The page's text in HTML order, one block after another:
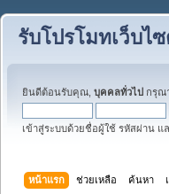
รับโปรโมทเว็บไ
ยินดีต้อนรับคุณ, บุคคลทั่วไป กรุณ
เข้าสู่ระบบด้วยชื่อผู้ใช้ รหัสผ่าน แ
หน้าแรก ช่วยเหลือ ค้นหา